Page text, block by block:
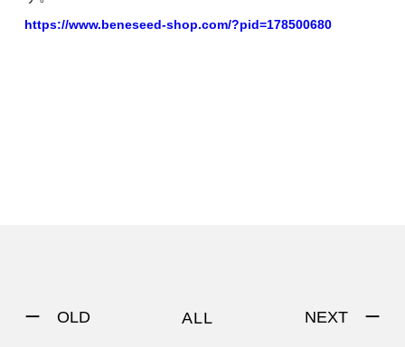
https://www.beneseed-shop.com/?pid=178500680
ー OLD ALL NEXT ー